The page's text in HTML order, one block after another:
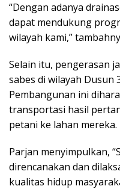
“Dengan adanya
dapat mendukung
wilayah kami,”
Selain itu, pengerasan
sabes di wilayah Dusun
Pembangunan ini
transportasi hasil
petani ke lahan mereka.
Parjan menyimpulkan,
direncanakan dan
kualitas hidup